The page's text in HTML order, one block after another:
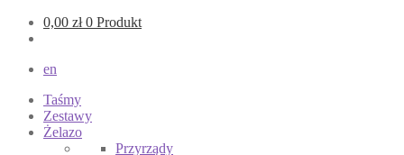
0,00 zł 0 Produkt
en
Taśmy
Zestawy
Żelazo
Przyrządy